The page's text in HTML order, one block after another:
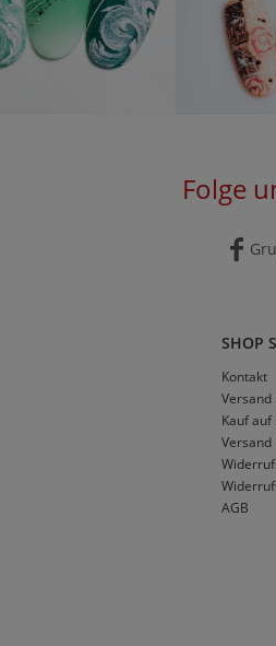
Folge
SHOP
Kontakt
Versand
Kauf auf
Versand
AGB